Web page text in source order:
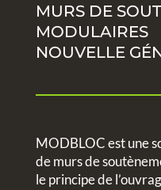
MURS DE
MODULAIRES
NOUVELLE
MODBLOC est une
de murs de
le principe de